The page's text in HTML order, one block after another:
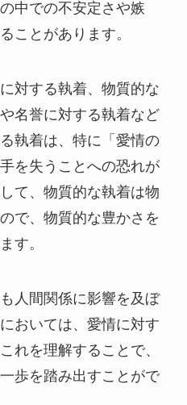
中での不安定さや嫉
ことがあります。
対する執着、物質的な
名誉に対する執着など
執着は、特に「愛情の
を失うことへの恐れが
て、物質的な執着は物
で、物質的な豊かさを
す。
人間関係に影響を及ぼ
おいては、愛情に対す
れを理解することで、
歩を踏み出すことがで